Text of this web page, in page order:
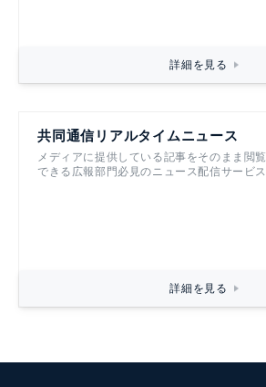
詳細を見る
共同通信リアルタイムニュース
メディアに提供している記事をそのまま閲覧
できる広報部門必見のニュース配信サービス
詳細を見る